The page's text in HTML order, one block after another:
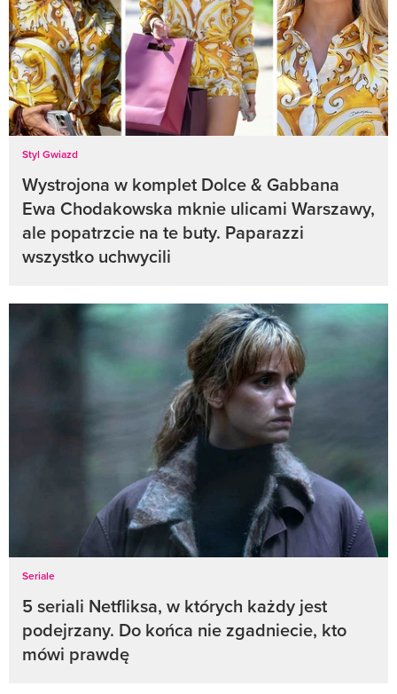
Styl Gwiazd
Wystrojona w komplet Dolce & Gabbana
Ewa Chodakowska mknie ulicami Warszawy,
ale popatrzcie na te buty. Paparazzi
wszystko uchwycili
Seriale
5 seriali Netfliksa, w których każdy jest
podejrzany. Do końca nie zgadniecie, kto
mówi prawdę